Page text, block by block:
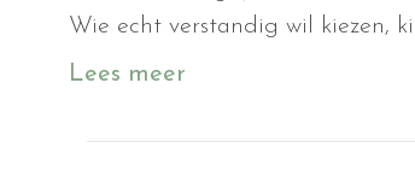
Wie echt verstandig wil kiezen,
Lees meer